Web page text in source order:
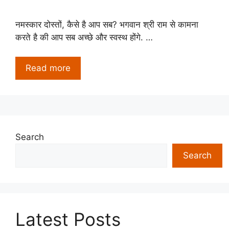
नमस्कार दोस्तों, कैसे है आप सब? भगवान श्री राम से कामना
करते है की आप सब अच्छे और स्वस्थ होंगे. …
Read more
Search
Search
Latest Posts